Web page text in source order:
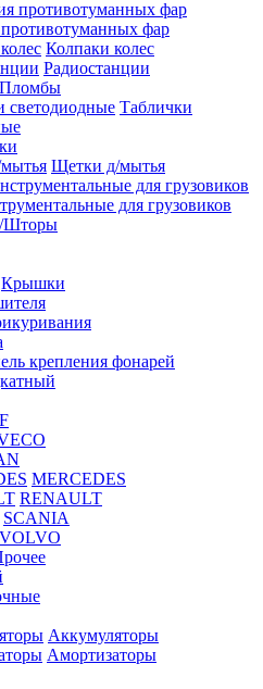
фар
Колпаки колес
Радиостанции
Пломбы
Таблички
Щетки д/мытья
для грузовиков
Шторы
Крышки
крепления фонарей
MERCEDES
RENAULT
SCANIA
VOLVO
Аккумуляторы
Амортизаторы